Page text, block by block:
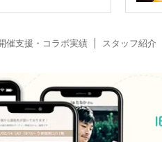
催支援・コラボ実績 スタッフ紹介